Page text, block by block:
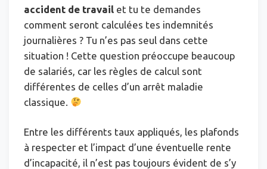
accident de travail et tu te demandes
comment seront calculées tes indemnités
journalières ? Tu n’es pas seul dans cette
situation ! Cette question préoccupe beaucoup
de salariés, car les règles de calcul sont
différentes de celles d’un arrêt maladie
classique.
Entre les différents taux appliqués, les plafonds
à respecter et l’impact d’une éventuelle rente
d’incapacité, il n’est pas toujours évident de s’y